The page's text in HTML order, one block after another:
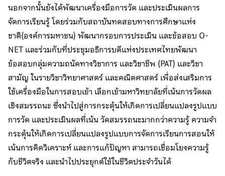
นอกจากนั้นยังได้พัฒนาเครื่องมือการวัด และประเมินผลการ
จัดการเรียนรู้ โดยร่วมกับสถาบันทดสอบทางการศึกษาแห่ง
ชาติ(องค์การมหาชน) พัฒนากรอบการประเมิน และข้อสอบ O-
NET และร่วมกับที่ประชุมอธิการบดีแห่งประเทศไทยพัฒนา
ข้อสอบกลุ่มความถนัดทางวิชาการ และวิชาชีพ (PAT) และวิชา
สามัญ ในรายวิชาวิทยาศาสตร์ และคณิตศาสตร์ เพื่อส่งเสริมการ
ใช้เครื่องมือในการสอบเข้า เลือกเข้ามหาวิทยาลัยที่เน้นการวัดผล
เชิงสมรรถนะ ซึ่งนำไปสู่การกระตุ้นให้เกิดการเปลี่ยนแปลงรูปแบบ
การวัด และประเมินผลที่เน้น วัดสมรรถนะมากกว่าความรู้ ความจำ
กระตุ้นให้เกิดการเปลี่ยนแปลงรูปแบบการจัดการเรียนการสอนให้
เน้นการคิดวิเคราะห์ และการแก้ปัญหา สามารถเชื่อมโยงความรู้
กับชีวิตจริง และนำไปประยุกต์ใช้ในชีวิตประจำวันได้